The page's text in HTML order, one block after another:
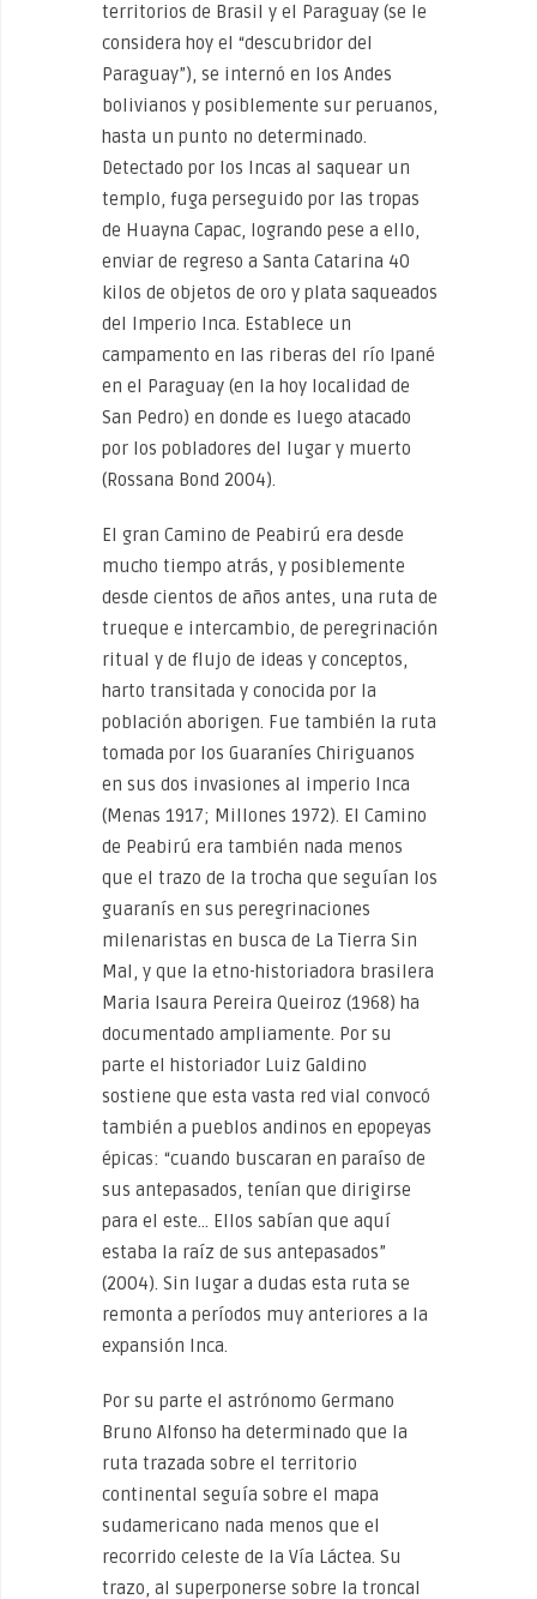
territorios de Brasil y el Paraguay (se le
considera hoy el “descubridor del
Paraguay”), se internó en los Andes
bolivianos y posiblemente sur peruanos,
hasta un punto no determinado.
Detectado por los Incas al saquear un
templo, fuga perseguido por las tropas
de Huayna Capac, logrando pese a ello,
enviar de regreso a Santa Catarina 40
kilos de objetos de oro y plata saqueados
del Imperio Inca. Establece un
campamento en las riberas del río Ipané
en el Paraguay (en la hoy localidad de
San Pedro) en donde es luego atacado
por los pobladores del lugar y muerto
(Rossana Bond 2004).
El gran Camino de Peabirú era desde
mucho tiempo atrás, y posiblemente
desde cientos de años antes, una ruta de
trueque e intercambio, de peregrinación
ritual y de flujo de ideas y conceptos,
harto transitada y conocida por la
población aborigen. Fue también la ruta
tomada por los Guaraníes Chiriguanos
en sus dos invasiones al imperio Inca
(Menas 1917; Millones 1972). El Camino
de Peabirú era también nada menos
que el trazo de la trocha que seguían los
guaranís en sus peregrinaciones
milenaristas en busca de La Tierra Sin
Mal, y que la etno-historiadora brasilera
Maria Isaura Pereira Queiroz (1968) ha
documentado ampliamente. Por su
parte el historiador Luiz Galdino
sostiene que esta vasta red vial convocó
también a pueblos andinos en epopeyas
épicas: “cuando buscaran en paraíso de
sus antepasados, tenían que dirigirse
para el este… Ellos sabían que aquí
estaba la raíz de sus antepasados”
(2004). Sin lugar a dudas esta ruta se
remonta a períodos muy anteriores a la
expansión Inca.
Por su parte el astrónomo Germano
Bruno Alfonso ha determinado que la
ruta trazada sobre el territorio
continental seguía sobre el mapa
sudamericano nada menos que el
recorrido celeste de la Vía Láctea. Su
trazo, al superponerse sobre la troncal